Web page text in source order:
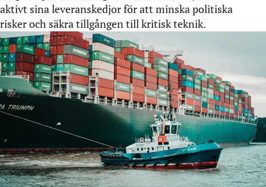
aktivt sina leveranskedjor för att minska politiska
risker och säkra tillgången till kritisk teknik.